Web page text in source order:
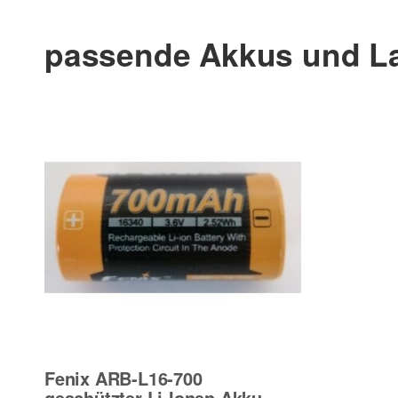
passende Akkus und
Fenix ARB-L16-700